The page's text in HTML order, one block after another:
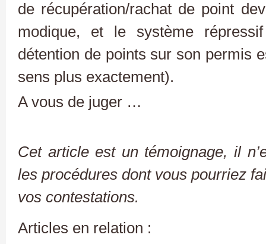
de récupération/rachat de point
modique, et le système
détention de points sur son permis
sens plus exactement).
A vous de juger …
Cet article est un témoignage, il
les procédures dont vous pourriez
vos contestations.
Articles en relation :